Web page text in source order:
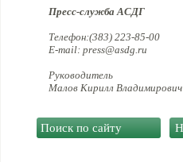
Пресс-служба АСДГ
Телефон:(383) 223-85-00
E-mail: press@asdg.ru
Руководитель
Малов Кирилл Владимирович